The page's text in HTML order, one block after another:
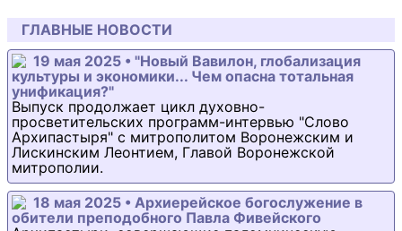
ГЛАВНЫЕ НОВОСТИ
19 мая 2025 • "Новый Вавилон, глобализация
культуры и экономики... Чем опасна тотальная
унификация?"
Выпуск продолжает цикл духовно-
просветительских программ-интервью "Слово
Архипастыря" с митрополитом Воронежским и
Лискинским Леонтием, Главой Воронежской
митрополии.
18 мая 2025 • Архиерейское богослужение в
обители преподобного Павла Фивейского